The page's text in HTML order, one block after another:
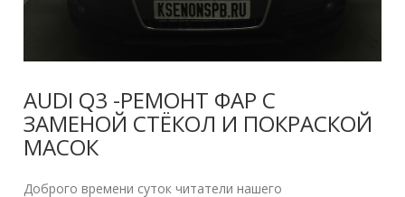
AUDI Q3 -РЕМОНТ ФАР С
ЗАМЕНОЙ СТЁКОЛ И ПОКРАСКОЙ
МАСОК
Доброго времени суток читатели нашего